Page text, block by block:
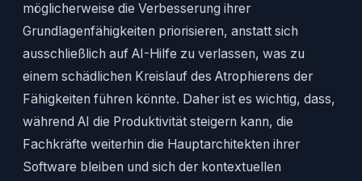
möglicherweise die Verbesserung ihrer
Grundlagenfähigkeiten priorisieren, anstatt sich
ausschließlich auf AI-Hilfe zu verlassen, was zu
einem schädlichen Kreislauf des Atrophierens der
Fähigkeiten führen könnte. Daher ist es wichtig, dass,
während AI die Produktivität steigern kann, die
Fachkräfte weiterhin die Hauptarchitekten ihrer
Software bleiben und sich der kontextuellen